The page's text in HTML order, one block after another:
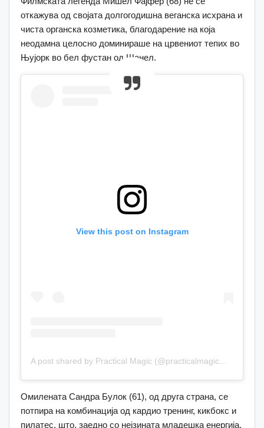
откажува од својата долгогодишна веганска исхрана и
чиста органска козметика, благодарение на која
неодамна целосно доминираше на црвениот тепих во
Њујорк во бел фустан од Шанел.
View this post on Instagram
A post shared by Practical Magic (@practicalmagicmovie)
Омилената Сандра Булок (61), од друга страна, се
потпира на комбинација од кардио тренинг, кикбокс и
пилатес, што, заедно со нејзината младешка енергија,